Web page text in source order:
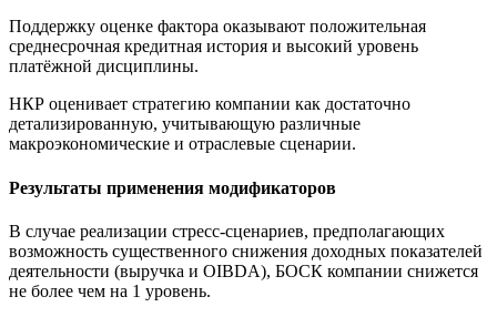
Поддержку оценке фактора оказывают положительная
среднесрочная кредитная история и высокий уровень
платёжной дисциплины.
НКР оценивает стратегию компании как достаточно
детализированную, учитывающую различные
макроэкономические и отраслевые сценарии.
Результаты применения модификаторов
В случае реализации стресс-сценариев, предполагающих
возможность существенного снижения доходных показателей
деятельности (выручка и OIBDA), БОСК компании снижется
не более чем на 1 уровень.